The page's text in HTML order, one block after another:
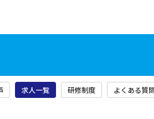
求人一覧 研修制度 よくある質